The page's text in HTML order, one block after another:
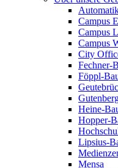
Campus
Campus
Campus
City
Fechner-
Föppl-
Heine-
Hopper-
Lipsius-
Mensa